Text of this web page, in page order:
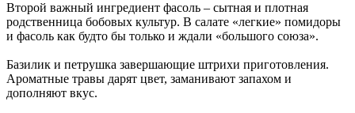
Второй важный ингредиент фасоль – сытная и плотная
родственница бобовых культур. В салате «легкие» помидоры
и фасоль как будто бы только и ждали «большого союза».
Базилик и петрушка завершающие штрихи приготовления.
Ароматные травы дарят цвет, заманивают запахом и
дополняют вкус.